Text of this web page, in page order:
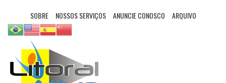
SOBRE NOSSOS SERVIÇOS ANUNCIE CONOSCO ARQUIVO